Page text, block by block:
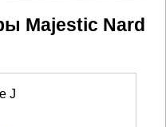
Majestic Nard
J